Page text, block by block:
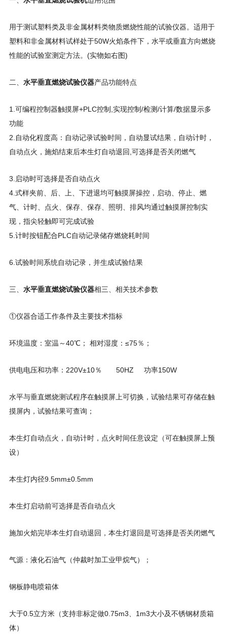
用于测试塑料类及非金属材料类物质燃烧性能的试验仪器。适用于
塑料和非金属材料试样处于50W火焰条件下，水平或垂直方向燃烧
性能的试验室测定方法。(实物如右图)
二、 水平垂直燃烧试验仪器产品功能特点
1.可编程控制器触摸屏+PLC控制,实现控制/检测/计算/数据显示多
功能
2.自动化程度高：自动记录试验时间，自动显试结果，自动计时，
自动点火，施焰结束后本生灯自动退回,可选择是否关闭燃气
3.启动时可选择是否自动点火
4.式样夹前、后、上、下进退均可触摸屏操控，启动、停止、燃
气、计时、点火、保存、保存、照明、排风均通过触摸屏控制实
现，指尖轻触即可完成试验
5.计时按钮配合PLC自动记录储存燃烧耗时间
6.试验时间系统自动记录，并生成试验结果
三、 水平垂直燃烧试验仪器相三、相关技术参数
①仪器合适工作条件及主要技术指标
环境温度：室温～40℃； 相对湿度：≤75％；
供电电压和功率：220V±10％ 50HZ 功率150W
水平与垂直燃烧测试程序在触摸屏上可切换，试验结果可存储在触
摸屏内，试验结果可查询；
本生灯自动点火，自动计时，点火时间任意设定（可在触摸屏上预
设）
本生灯内径9.5mm±0.5mm
本生灯启动前可选择是否自动点火
施加火焰完毕本生灯自动退回，本生灯退回是可选择是否关闭燃气
气源：液化石油气（仲裁时加工业甲烷气）；
钢板静电喷箱体
大于0.5立方米（支持非标定做0.75m3、1m3大小及不锈钢材质箱
体）